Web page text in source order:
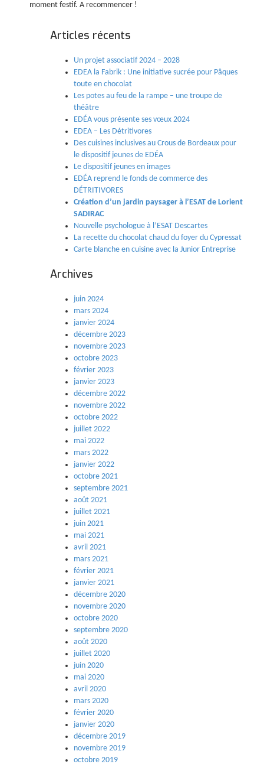
moment festif. A recommencer !
Articles récents
Un projet associatif 2024 – 2028
EDEA la Fabrik : Une initiative sucrée pour Pâques
toute en chocolat
Les potes au feu de la rampe – une troupe de
théâtre
EDÉA vous présente ses vœux 2024
EDEA – Les Détritivores
Des cuisines inclusives au Crous de Bordeaux pour
le dispositif jeunes de EDÉA
Le dispositif jeunes en images
EDÉA reprend le fonds de commerce des
DÉTRITIVORES
Création d’un jardin paysager à l’ESAT de Lorient
SADIRAC
Nouvelle psychologue à l’ESAT Descartes
La recette du chocolat chaud du foyer du Cypressat
Carte blanche en cuisine avec la Junior Entreprise
Archives
juin 2024
mars 2024
janvier 2024
décembre 2023
novembre 2023
octobre 2023
février 2023
janvier 2023
décembre 2022
novembre 2022
octobre 2022
juillet 2022
mai 2022
mars 2022
janvier 2022
octobre 2021
septembre 2021
août 2021
juillet 2021
juin 2021
mai 2021
avril 2021
mars 2021
février 2021
janvier 2021
décembre 2020
novembre 2020
octobre 2020
septembre 2020
août 2020
juillet 2020
juin 2020
mai 2020
avril 2020
mars 2020
février 2020
janvier 2020
décembre 2019
novembre 2019
octobre 2019